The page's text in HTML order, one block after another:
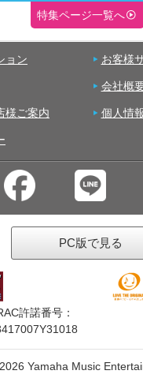
特集ページ一覧へ
ョン お客様
会社概
様ご案内 個人情
PC版で見る
許諾番号：
2026 Yamaha Music